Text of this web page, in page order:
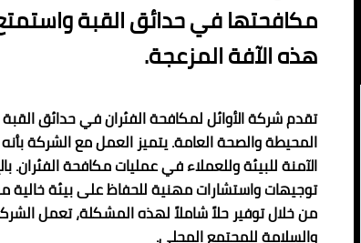
مكافحتها في حدائق القبة
هذه الآفة المزعجة.
تقدم شركة الأوائل لمكافحة الفئران في حدائق
المحيطة والصحة العامة. يتميز العمل مع الشركة
الآمنة للبيئة وللعملاء في عمليات مكافحة
توجيهات واستشارات مهنية للحفاظ على بيئة خالية
من خلال توفير حلاً شاملاً لهذه المشكلة، تعمل
والسلامة للمجتمع المحلي.